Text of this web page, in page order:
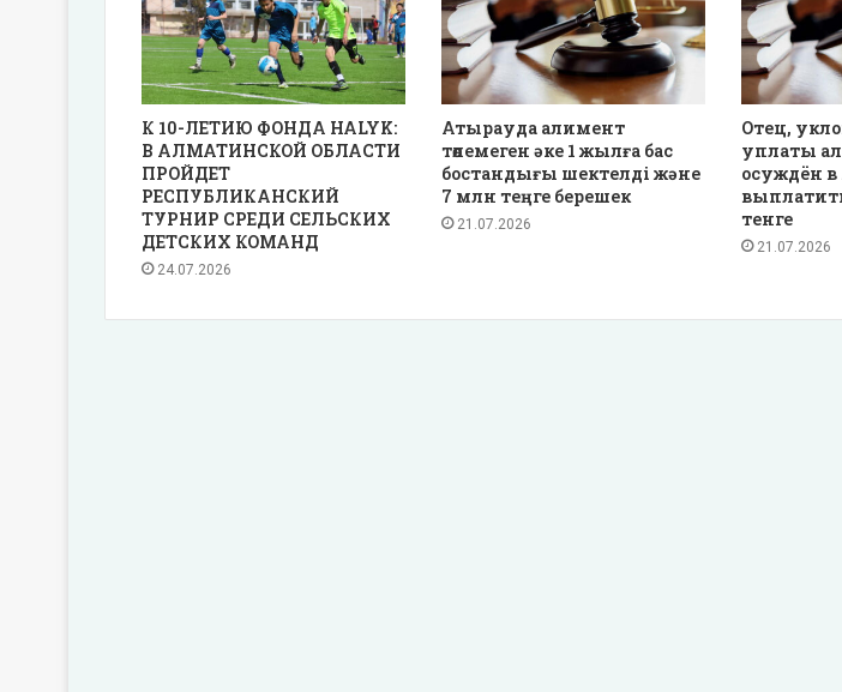
К 10-ЛЕТИЮ ФОНДА HALYK:
В АЛМАТИНСКОЙ ОБЛАСТИ
ПРОЙДЕТ
РЕСПУБЛИКАНСКИЙ
ТУРНИР СРЕДИ СЕЛЬСКИХ
ДЕТСКИХ КОМАНД
24.07.2026
Атырауда алимент
төлемеген әке 1 жылға бас
бостандығы шектелді және
7 млн теңге берешек
21.07.2026
Отец,
уплаты
осуждён
тенге
21.07.2026